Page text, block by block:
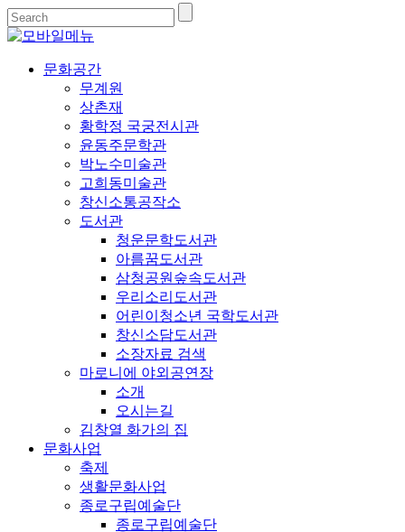
문화공간
무계원
상촌재
황학정 국궁전시관
윤동주문학관
박노수미술관
고희동미술관
창신소통공작소
도서관
청운문학도서관
아름꿈도서관
삼청공원숲속도서관
우리소리도서관
어린이청소년 국학도서관
창신소담도서관
소장자료 검색
마로니에 야외공연장
소개
오시는길
김창열 화가의 집
문화사업
축제
생활문화사업
종로구립예술단
종로구립예술단